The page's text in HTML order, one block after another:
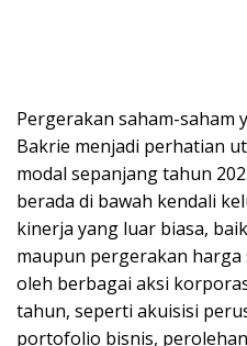
Pergerakan saham-saham
Bakrie menjadi perhatian
modal sepanjang tahun
berada di bawah kendali
kinerja yang luar biasa,
maupun pergerakan
oleh berbagai aksi
tahun, seperti akuisisi
portofolio bisnis,